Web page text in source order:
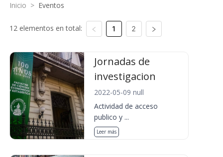
Inicio > Eventos
12 elementos en total: 1 2
Jornadas de
investigacion
2022-05-09 null
Actividad de acceso
publico y ...
Leer más